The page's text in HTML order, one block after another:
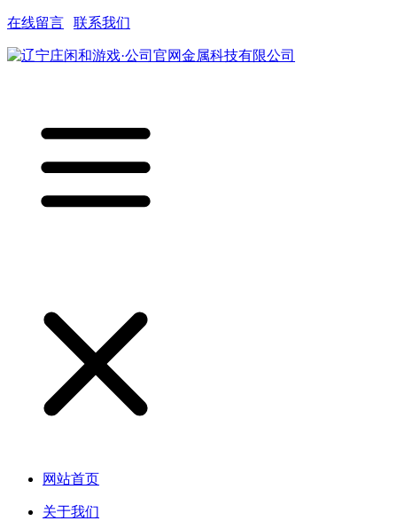
在线留言 联系我们
网站首页
关于我们